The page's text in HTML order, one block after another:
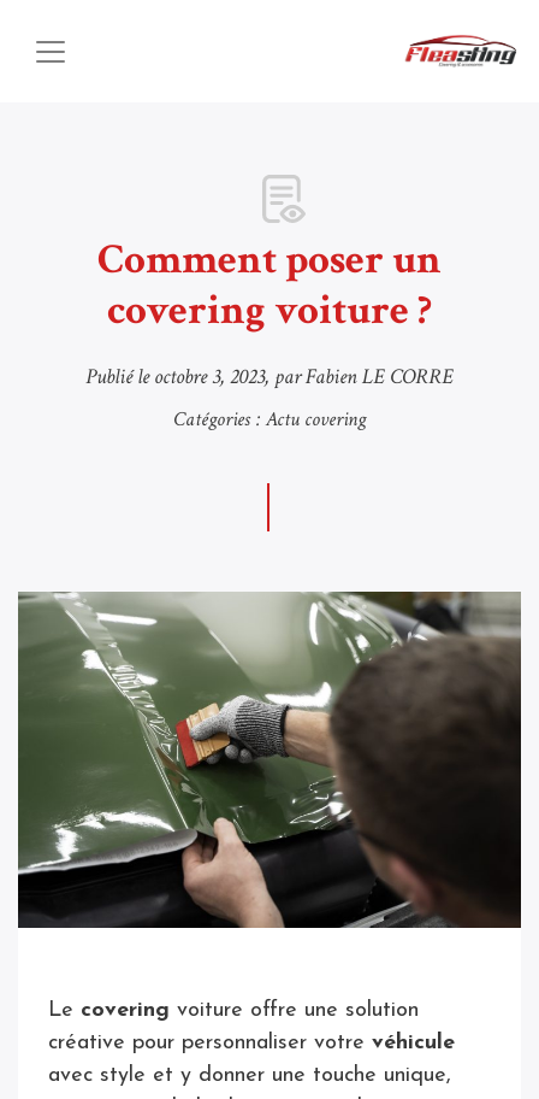
Comment poser un
covering voiture ?
Publié leoctobre 3, 2023, par Fabien LE CORRE
Catégories :Actu covering
Le covering voiture offre une solution
créative pour personnaliser votre véhicule
avec style et y donner une touche unique,